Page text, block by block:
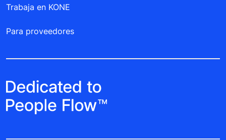
Trabaja en KONE
Para proveedores